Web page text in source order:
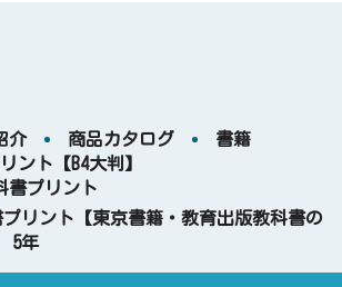
介 商品カタログ
書籍
ント【B4大判】
書プリント
リント【東京書籍・教育出版教科書の
5年